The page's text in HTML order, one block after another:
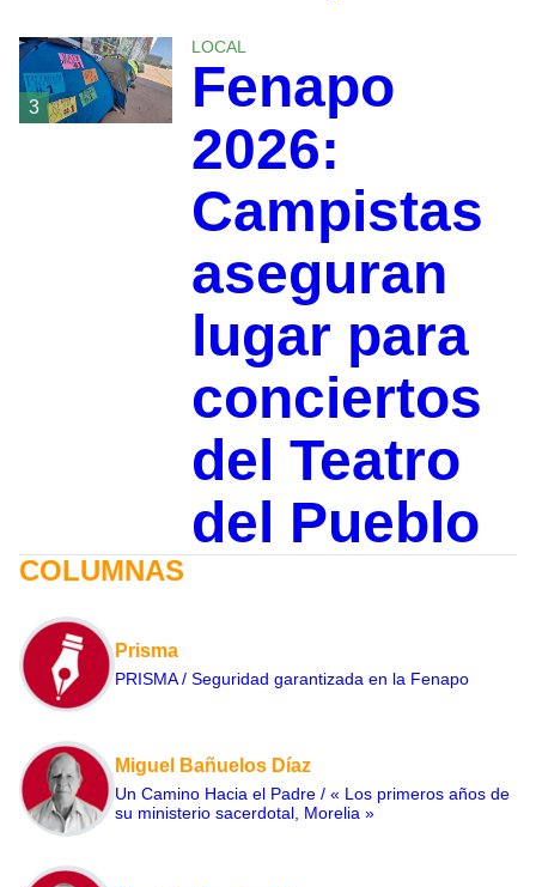
3
LOCAL
Fenapo
2026:
Campistas
aseguran
lugar para
conciertos
del Teatro
del Pueblo
COLUMNAS
Prisma
PRISMA / Seguridad garantizada en la Fenapo
Miguel Bañuelos Díaz
Un Camino Hacia el Padre / « Los primeros años de
su ministerio sacerdotal, Morelia »